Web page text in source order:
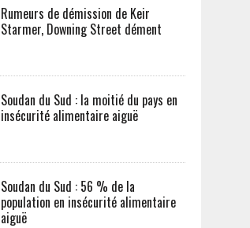
Rumeurs de démission de Keir
Starmer, Downing Street dément
Soudan du Sud : la moitié du pays en
insécurité alimentaire aiguë
Soudan du Sud : 56 % de la
population en insécurité alimentaire
aiguë